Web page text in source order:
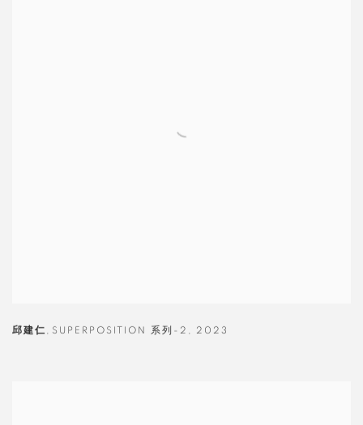
邱建仁 SUPERPOSITION 系列-2 2023